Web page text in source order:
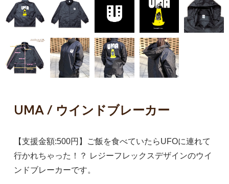
UMA / ウインドブレーカー
【支援金額:500円】ご飯を食べていたらUFOに連れて
行かれちゃった！？ レジーフレックスデザインのウイ
ンドブレーカーです。